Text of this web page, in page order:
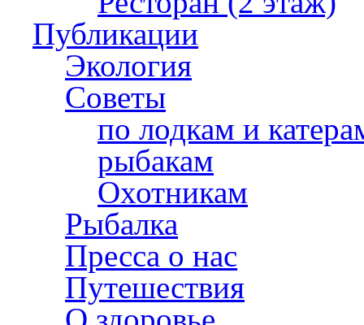
Публикации
Экология
Советы
по лодкам и
рыбакам
Охотникам
Рыбалка
Пресса о нас
Путешествия